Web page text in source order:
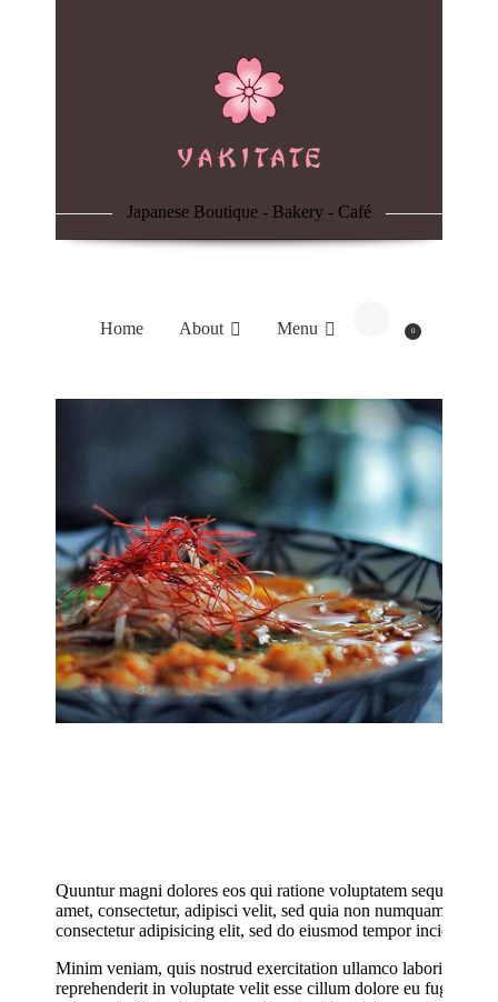
Japanese Boutique - Bakery - Café
Home About Menu 0
Quuntur magni dolores eos qui ratione voluptatem sequi
amet, consectetur, adipisci velit, sed quia non numquam eius
consectetur adipisicing elit, sed do eiusmod tempor incididunt
Minim veniam, quis nostrud exercitation ullamco laboris nisi
reprehenderit in voluptate velit esse cillum dolore eu fugiat